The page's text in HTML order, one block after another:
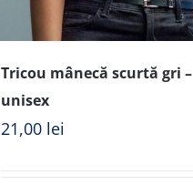
Tricou mânecă scurtă gri –
unisex
21,00 lei